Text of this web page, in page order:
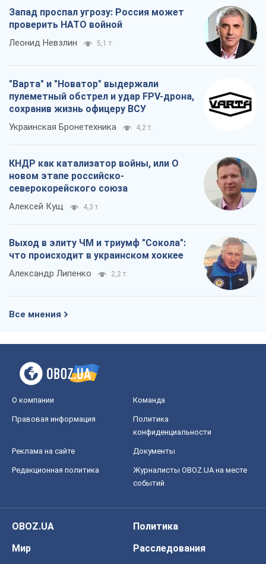
Запад проспал угрозу: Россия может
проверить НАТО войной
Леонид Невзлин 5,1 т.
"Варта" и "Новатор" выдержали
пулеметный обстрел и удар FPV-дрона,
сохранив жизнь офицеру ВСУ
Украинская Бронетехника 4,2 т.
КНДР как катализатор войны, или О
новом этапе российско-
северокорейского союза
Алексей Кущ 4,3 т.
Выход в элиту ЧМ и триумф "Сокола":
что происходит в украинском хоккее
Александр Липенко 2,2 т.
Все мнения
О компании Команда
Правовая информация
Политика
конфиденциальности
Реклама на сайте Документы
Редакционная политика
Журналисты OBOZ.UA на месте
событий
OBOZ.UA
Политика
Мир
Расследования